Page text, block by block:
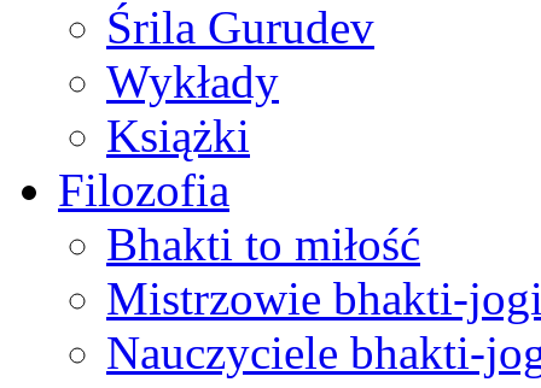
Śrila Gurudev
Wykłady
Książki
Filozofia
Bhakti to miłość
Mistrzowie bhakti-
Nauczyciele bhakti-